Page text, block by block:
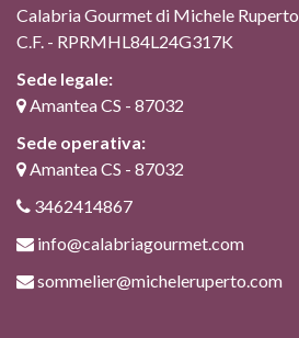
Calabria Gourmet di Michele Ruperto
C.F. - RPRMHL84L24G317K
Sede legale:
Amantea CS - 87032
Sede operativa:
Amantea CS - 87032
3462414867
info@calabriagourmet.com
sommelier@micheleruperto.com